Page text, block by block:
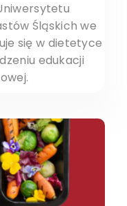
Śląskich we
się w dietetyce
edukacji